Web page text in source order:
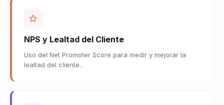
NPS y Lealtad del Cliente
Uso del Net Promoter Score para medir y mejorar la
lealtad del cliente.